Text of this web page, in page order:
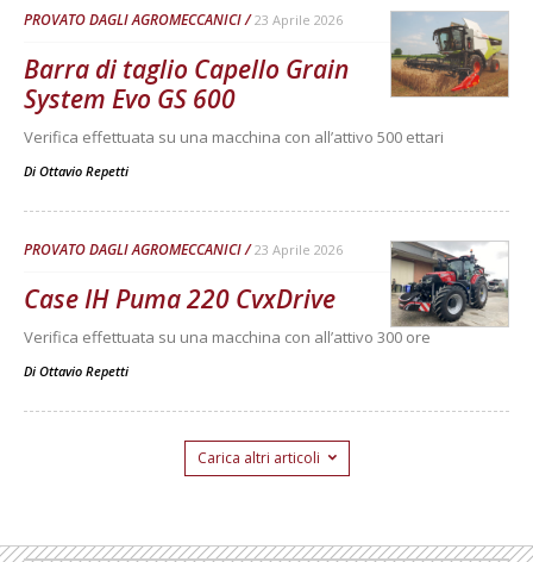
PROVATO DAGLI AGROMECCANICI 23 Aprile 2026
Barra di taglio Capello Grain
System Evo GS 600
Verifica effettuata su una macchina con all’attivo 500 ettari
Di Ottavio Repetti
PROVATO DAGLI AGROMECCANICI 23 Aprile 2026
Case IH Puma 220 CvxDrive
Verifica effettuata su una macchina con all’attivo 300 ore
Di Ottavio Repetti
Carica altri articoli